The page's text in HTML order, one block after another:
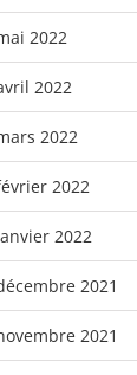
2022
2022
2022
2022
2022
2021
2021